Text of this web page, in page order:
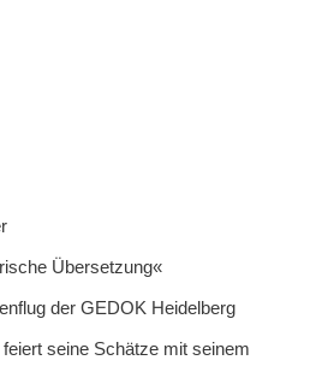
Übersetzung«
der GEDOK Heidelberg
seine Schätze mit seinem